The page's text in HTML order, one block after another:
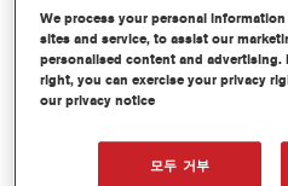
도장 전문가를
지 마이 리피
We process your personal
sites and service, to assist our
personalised content and
right, you can exercise your privacy
our privacy notice
모두 거부